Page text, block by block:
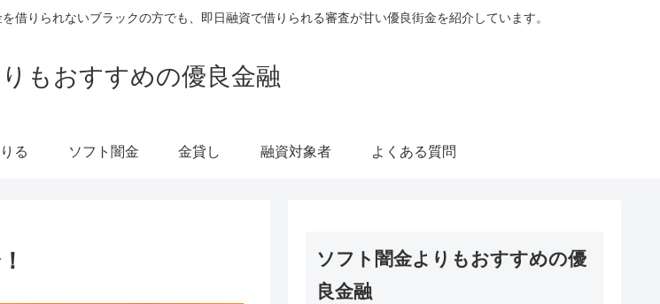
りられないブラックの方でも、即日融資で借りられる審査が甘い優良街金を紹介しています。
もおすすめの優良金融
る ソフト闇金 金貸し 融資対象者 よくある質問
ソフト闇金よりもおすすめの優
良金融